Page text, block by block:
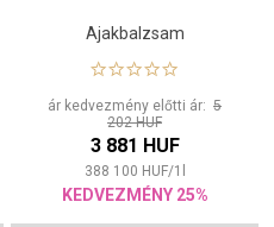
Ajakbalzsam
ár kedvezmény előtti ár: 5
202 HUF
3 881 HUF
388 100 HUF/1
KEDVEZMÉNY 25%